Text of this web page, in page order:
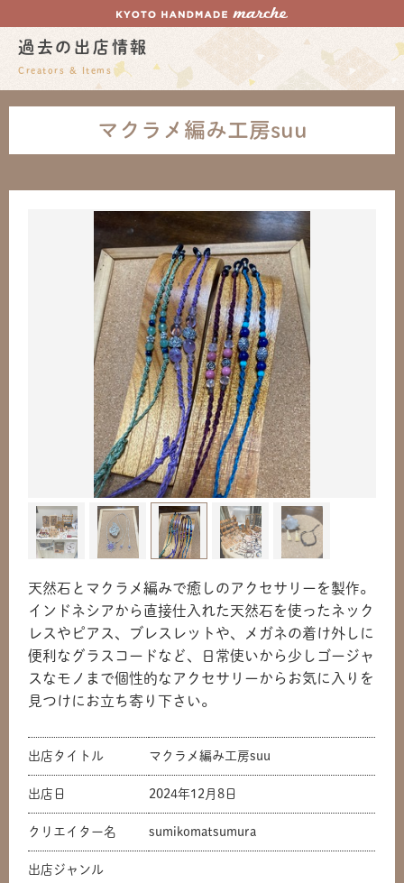
過去の出店情報
Creators & Items
マクラメ編み工房suu
天然石とマクラメ編みで癒しのアクセサリーを製作。
インドネシアから直接仕入れた天然石を使ったネック
レスやピアス、ブレスレットや、メガネの着け外しに
便利なグラスコードなど、日常使いから少しゴージャ
スなモノまで個性的なアクセサリーからお気に入りを
見つけにお立ち寄り下さい。
出店タイトル マクラメ編み工房suu
出店日 2024年12月8日
クリエイター名 sumikomatsumura
出店ジャンル